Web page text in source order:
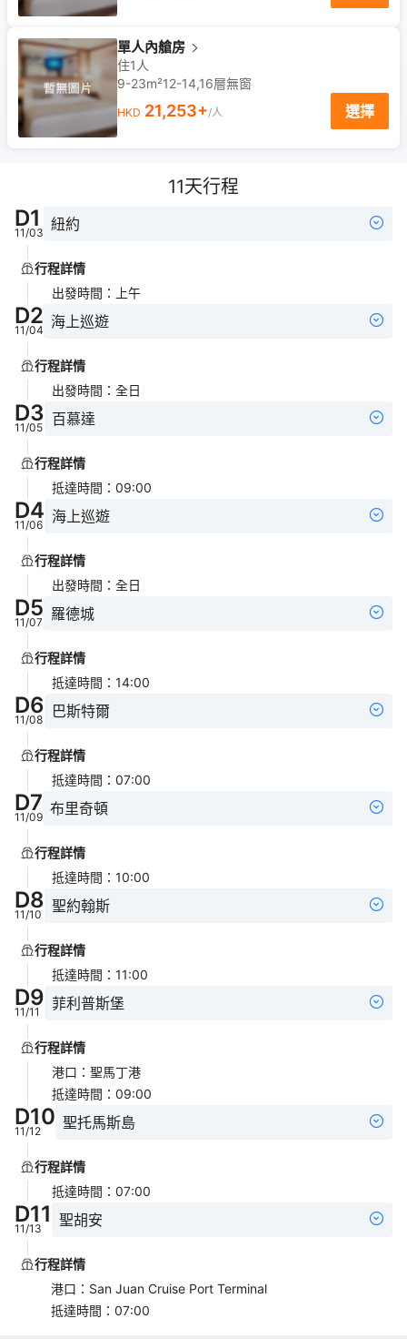
單人內艙房
住1人
9-23m²12-14,16層無窗
HKD 21,253+/人 選擇
11天行程
D1
11/03 紐約
行程詳情
出發時間 ： 上午
D2
11/04 海上巡遊
行程詳情
出發時間 ： 全日
D3
11/05 百慕達
行程詳情
抵達時間 ： 09:00
D4
11/06 海上巡遊
行程詳情
出發時間 ： 全日
D5
11/07 羅德城
行程詳情
抵達時間 ： 14:00
D6
11/08 巴斯特爾
行程詳情
抵達時間 ： 07:00
D7
11/09 布里奇頓
行程詳情
抵達時間 ： 10:00
D8
11/10 聖約翰斯
行程詳情
抵達時間 ： 11:00
D9
11/11 菲利普斯堡
行程詳情
港口 ： 聖馬丁港
抵達時間 ： 09:00
D10
11/12 聖托馬斯島
行程詳情
抵達時間 ： 07:00
D11
11/13 聖胡安
行程詳情
港口 ： San Juan Cruise Port Terminal
抵達時間 ： 07:00